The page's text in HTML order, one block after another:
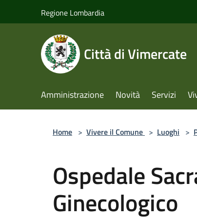
Regione Lombardia
Città di Vimercate
Amministrazione Novità Servizi
Home > Vivere il Comune > Luoghi >
Ospedale
Ginecologico